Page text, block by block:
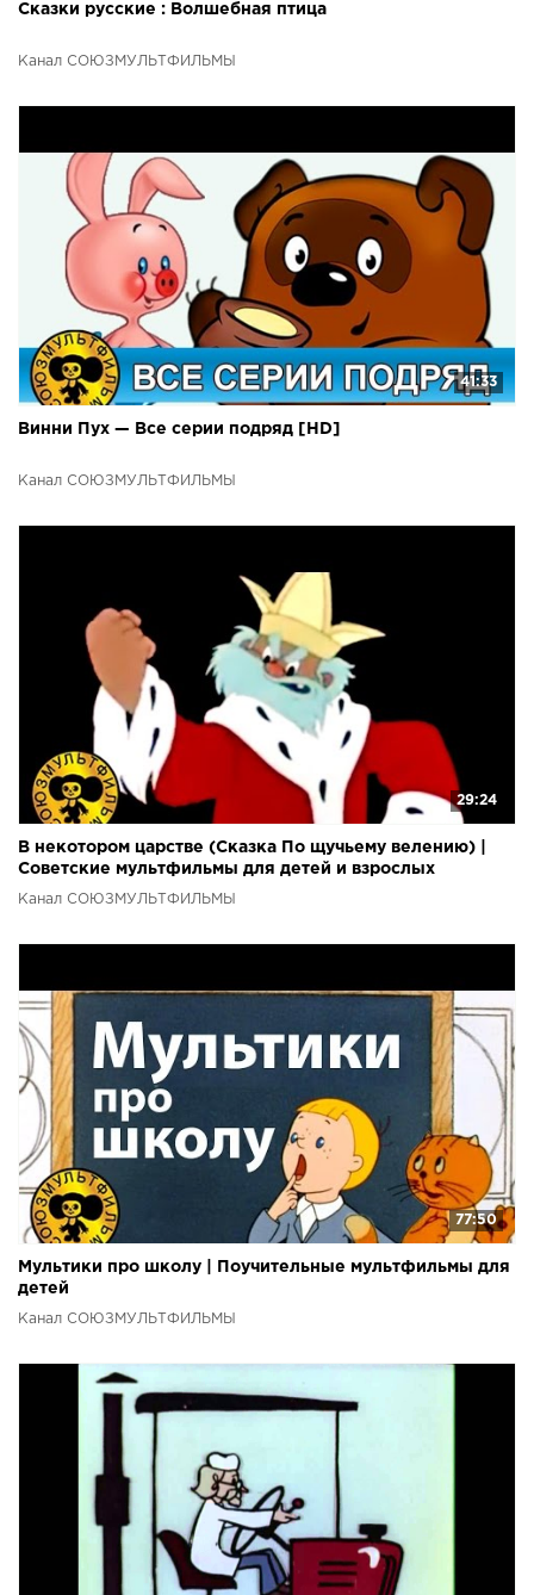
Сказки русские : Волшебная птица
Канал СОЮЗМУЛЬТФИЛЬМЫ
41:33
Винни Пух — Все серии подряд [HD]
Канал СОЮЗМУЛЬТФИЛЬМЫ
29:24
В некотором царстве (Сказка По щучьему велению) |
Советские мультфильмы для детей и взрослых
Канал СОЮЗМУЛЬТФИЛЬМЫ
77:50
Мультики про школу | Поучительные мультфильмы для
детей
Канал СОЮЗМУЛЬТФИЛЬМЫ